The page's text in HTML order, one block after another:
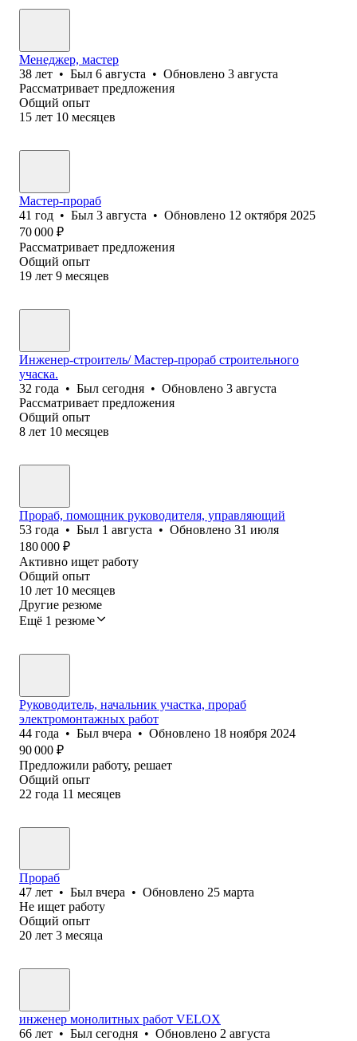
Менеджер, мастер
38 лет • Был 6 августа • Обновлено 3 августа
Рассматривает предложения
Общий опыт
15 лет 10 месяцев
Мастер-прораб
41 год • Был 3 августа • Обновлено 12 октября 2025
70 000 ₽
Рассматривает предложения
Общий опыт
19 лет 9 месяцев
Инженер-строитель/ Мастер-прораб строительного
учаска.
32 года • Был сегодня • Обновлено 3 августа
Рассматривает предложения
Общий опыт
8 лет 10 месяцев
Прораб, помощник руководителя, управляющий
53 года • Был 1 августа • Обновлено 31 июля
180 000 ₽
Активно ищет работу
Общий опыт
10 лет 10 месяцев
Другие резюме
Ещё 1 резюме
Руководитель, начальник участка, прораб
электромонтажных работ
44 года • Был вчера • Обновлено 18 ноября 2024
90 000 ₽
Предложили работу, решает
Общий опыт
22 года 11 месяцев
Прораб
47 лет • Был вчера • Обновлено 25 марта
Не ищет работу
Общий опыт
20 лет 3 месяца
инженер монолитных работ VELOX
66 лет • Был сегодня • Обновлено 2 августа